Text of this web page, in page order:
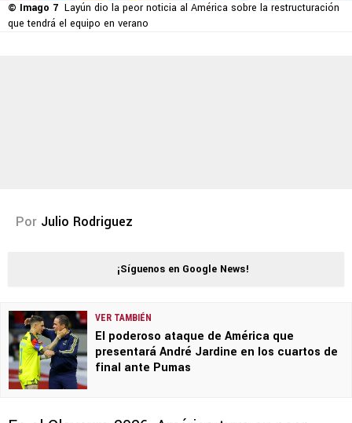
© Imago 7 Layún dio la peor noticia al América sobre la restructuración
que tendrá el equipo en verano
Por Julio Rodriguez
¡Síguenos en Google News!
VER TAMBIÉN
El poderoso ataque de América que
presentará André Jardine en los cuartos de
final ante Pumas